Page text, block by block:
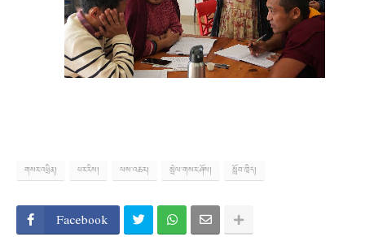
གསར་འཕྲིན། པར་རིས། ལས་འཆར། སྤེལ་གསར་ཤོས། སློབ་ཁྲིད།
Facebook